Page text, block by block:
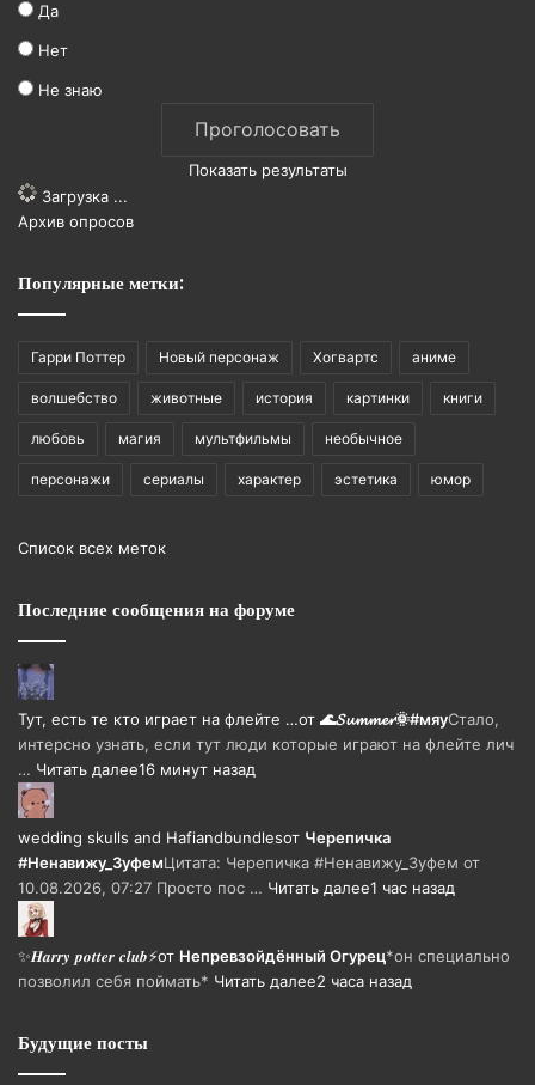
Да
Нет
Не знаю
Показать результаты
Загрузка ...
Архив опросов
Популярные метки:
Гарри Поттер Новый персонаж Хогвартс аниме
волшебство животные история картинки книги
любовь магия мультфильмы необычное
персонажи сериалы характер эстетика юмор
Список всех меток
Последние сообщения на форуме
Тут, есть те кто играет на флейте …от 🌊𝓢𝓾𝓶𝓶𝓮𝓻🌞#мяуСтало,
интерсно узнать, если тут люди которые играют на флейте лич
… Читать далее16 минут назад
wedding skulls and Hafiandbundlesот Черепичка
#Ненавижу_ЗуфемЦитата: Черепичка #Ненавижу_Зуфем от
10.08.2026, 07:27 Просто пос … Читать далее1 час назад
✨𝑯𝒂𝒓𝒓𝒚 𝒑𝒐𝒕𝒕𝒆𝒓 𝒄𝒍𝒖𝒃⚡от Непревзойдëнный Огурец*он специально
позволил себя поймать* Читать далее2 часа назад
Будущие посты